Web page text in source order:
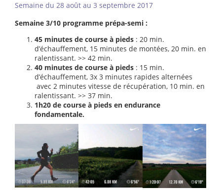
Semaine du 28 août au 3 septembre 2017
Semaine 3/10 programme prépa-semi :
45 minutes de course à pieds : 20 min.
d’échauffement, 15 minutes de montées, 20 min. en
ralentissant. >> 42 min.
40 minutes de course à pieds : 15 min.
d’échauffement, 3x 3 minutes rapides alternées
avec 2 minutes vitesse de récupération, 10 min. en
ralentissant. >> 37 min.
1h20 de course à pieds en endurance
fondamentale.